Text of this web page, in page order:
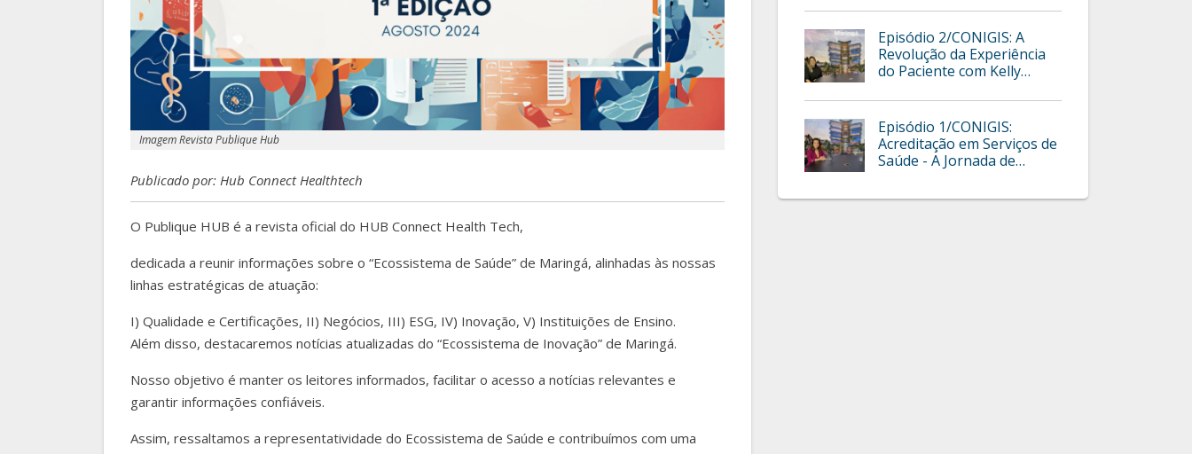
Imagem Revista Publique Hub
Publicado por: Hub Connect Healthtech
O Publique HUB é a revista oficial do HUB Connect Health Tech,
dedicada a reunir informações sobre o “Ecossistema de Saúde” de Maringá, alinhadas às nossas
linhas estratégicas de atuação:
I) Qualidade e Certificações, II) Negócios, III) ESG, IV) Inovação, V) Instituições de Ensino.
Além disso, destacaremos notícias atualizadas do “Ecossistema de Inovação” de Maringá.
Nosso objetivo é manter os leitores informados, facilitar o acesso a notícias relevantes e
garantir informações confiáveis.
Assim, ressaltamos a representatividade do Ecossistema de Saúde e contribuímos com uma
Episódio 2/CONIGIS: A
Revolução da Experiência
do Paciente com Kelly
Episódio 1/CONIGIS:
Acreditação em Serviços de
Saúde - A Jornada de